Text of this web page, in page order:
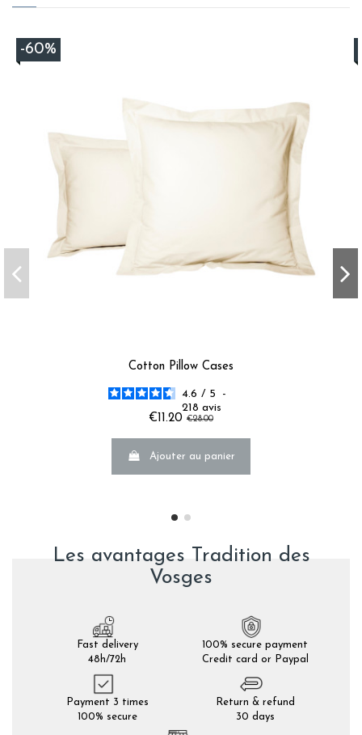
-60%
Cotton Pillow Cases
4.6 / 5
-
218 avis
€11.20 €28.00
Ajouter au panier
Les avantages Tradition des
Vosges
Fast delivery
48h/72h
100% secure payment
Credit card or Paypal
Payment 3 times
100% secure
Return & refund
30 days